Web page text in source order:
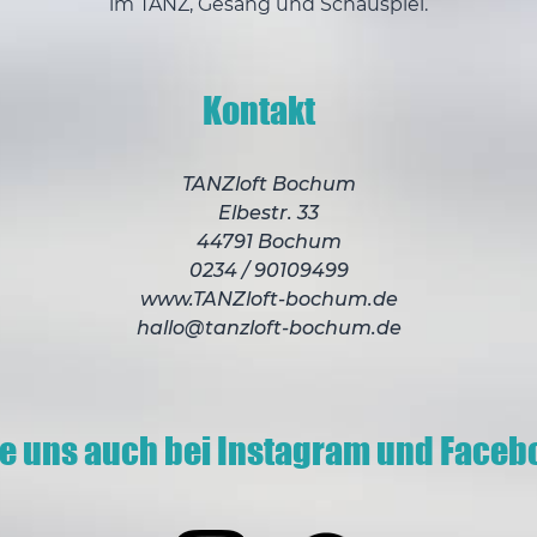
Kontakt
TANZloft Bochum
Elbestr. 33
44791 Bochum
0234 / 90109499
www.TANZloft-bochum.de
hallo@tanzloft-bochum.de
uns auch bei Instagram und